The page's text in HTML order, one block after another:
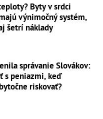
Byty v srdci
výnimočný systém,
šetrí náklady
správanie Slovákov:
s peniazmi, keď
riskovať?